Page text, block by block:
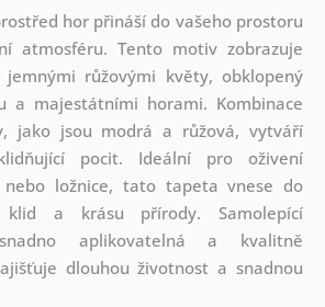
hor přináší do vašeho prostoru
atmosféru. Tento motiv zobrazuje
růžovými květy, obklopený
a majestátními horami. Kombinace
jako jsou modrá a růžová, vytváří
pocit. Ideální pro oživení
nebo ložnice, tato tapeta vnese do
klid a krásu přírody. Samolepící
aplikovatelná a kvalitně
dlouhou životnost a snadnou